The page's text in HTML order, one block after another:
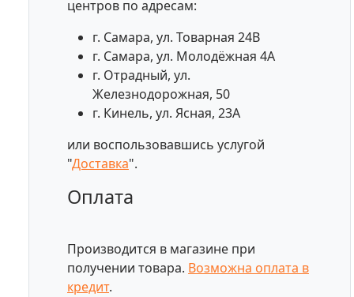
центров по адресам:
г. Самара, ул. Товарная 24В
г. Самара, ул. Молодёжная 4А
г. Отрадный, ул.
Железнодорожная, 50
г. Кинель, ул. Ясная, 23А
или воспользовавшись услугой
"Доставка".
Оплата
Производится в магазине при
получении товара. Возможна оплата в
кредит.